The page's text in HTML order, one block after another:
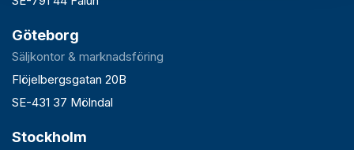
Göteborg
Säljkontor & marknadsföring
Flöjelbergsgatan 20B
SE-431 37 Mölndal
Stockholm